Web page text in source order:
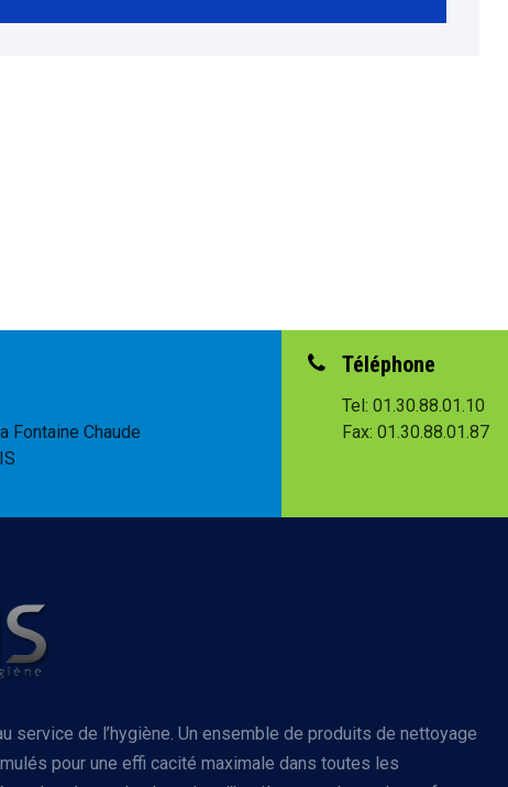
Fontaine Chaude
Téléphone
Tel: 01.30.88.01.10
Fax: 01.30.88.01.87
service de l’hygiène. Un ensemble de produits de nettoyage
pour une effi cacité maximale dans toutes les